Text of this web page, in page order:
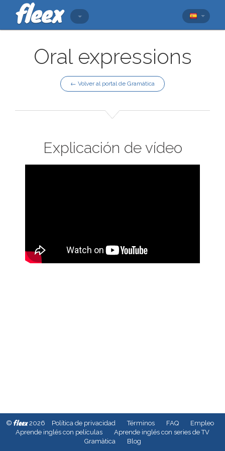
Oral expressions
← Volver al portal de Gramática
Explicación de vídeo
© fleex2026 Política de privacidad Términos FAQ
Empleo
Aprende inglés con películas
Aprende inglés con series de TV
Gramàtica
Blog